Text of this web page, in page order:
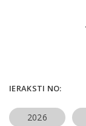
IERAKSTI NO:
2026